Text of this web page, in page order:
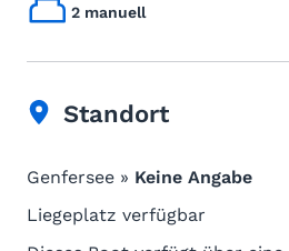
2 manuell
Standort
Genfersee » Keine Angabe
Liegeplatz verfügbar